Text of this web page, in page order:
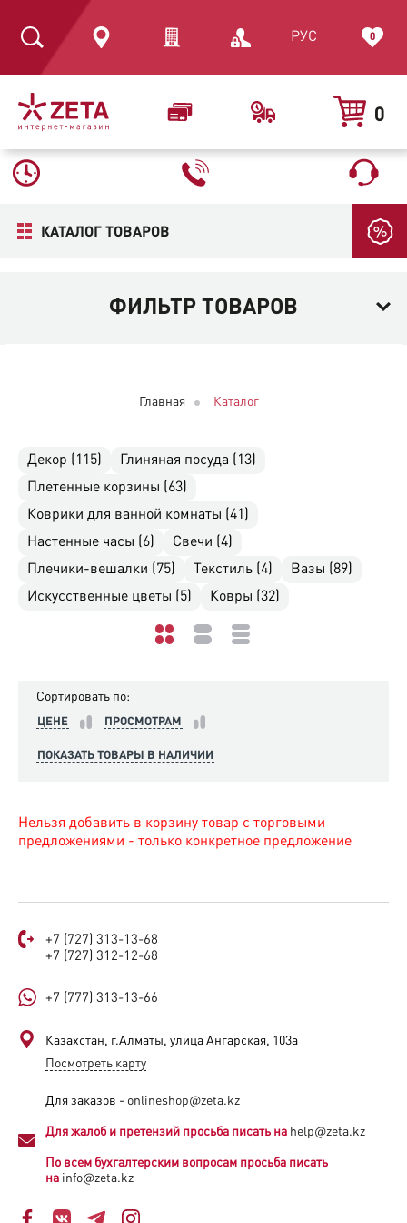
0
РУС 0
КАТАЛОГ ТОВАРОВ
ФИЛЬТР ТОВАРОВ
Главная Каталог
Декор (115)
Глиняная посуда (13)
Плетенные корзины (63)
Коврики для ванной комнаты (41)
Настенные часы (6)
Свечи (4)
Плечики-вешалки (75)
Текстиль (4)
Вазы (89)
Искусственные цветы (5)
Ковры (32)
Сортировать по:
ЦЕНЕ ПРОСМОТРАМ
ПОКАЗАТЬ ТОВАРЫ В НАЛИЧИИ
Нельзя добавить в корзину товар с торговыми
предложениями - только конкретное предложение
+7 (727) 313-13-68
+7 (727) 312-12-68
+7 (777) 313-13-66
Казахстан, г.Алматы, улица Ангарская, 103а​
Посмотреть карту
Для заказов - onlineshop@zeta.kz
Для жалоб и претензий просьба писать на help@zeta.kz
По всем бухгалтерским вопросам просьба писать
на info@zeta.kz